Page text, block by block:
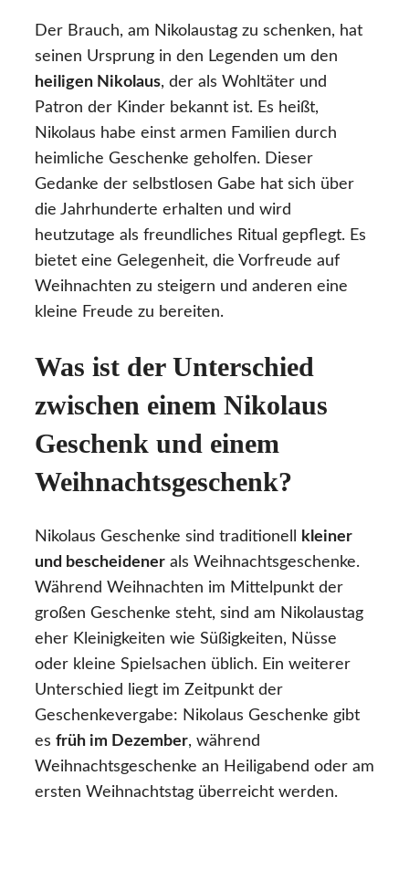
Der Brauch, am Nikolaustag zu schenken, hat
seinen Ursprung in den Legenden um den
heiligen Nikolaus, der als Wohltäter und
Patron der Kinder bekannt ist. Es heißt,
Nikolaus habe einst armen Familien durch
heimliche Geschenke geholfen. Dieser
Gedanke der selbstlosen Gabe hat sich über
die Jahrhunderte erhalten und wird
heutzutage als freundliches Ritual gepflegt. Es
bietet eine Gelegenheit, die Vorfreude auf
Weihnachten zu steigern und anderen eine
kleine Freude zu bereiten.
Was ist der Unterschied
zwischen einem Nikolaus
Geschenk und einem
Weihnachtsgeschenk?
Nikolaus Geschenke sind traditionell
kleiner
und bescheidener als Weihnachtsgeschenke.
Während Weihnachten im Mittelpunkt der
großen Geschenke steht, sind am Nikolaustag
eher Kleinigkeiten wie Süßigkeiten, Nüsse
oder kleine Spielsachen üblich. Ein weiterer
Unterschied liegt im Zeitpunkt der
Geschenkevergabe: Nikolaus Geschenke gibt
es früh im Dezember, während
Weihnachtsgeschenke an Heiligabend oder am
ersten Weihnachtstag überreicht werden.